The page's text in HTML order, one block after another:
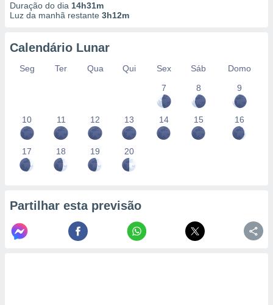
Duração do dia 14h31m
Luz da manhã restante 3h12m
Calendário Lunar
Seg Ter Qua Qui Sex Sáb
Domo
7
8 9
10 11 12 13 14 15 16
17 18 19 20
Partilhar esta previsão